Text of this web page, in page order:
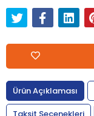
Ürün Açıklaması